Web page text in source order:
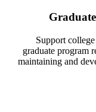
Support
graduate program
maintaining and